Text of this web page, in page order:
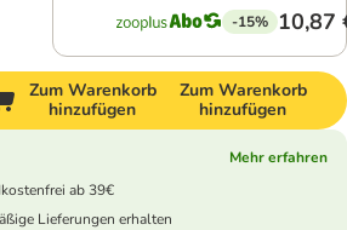
-15% 10,87
Zum Warenkorb
hinzufügen
Zum Warenkorb
hinzufügen
Mehr erfahren
ab 39€
Lieferungen erhalten